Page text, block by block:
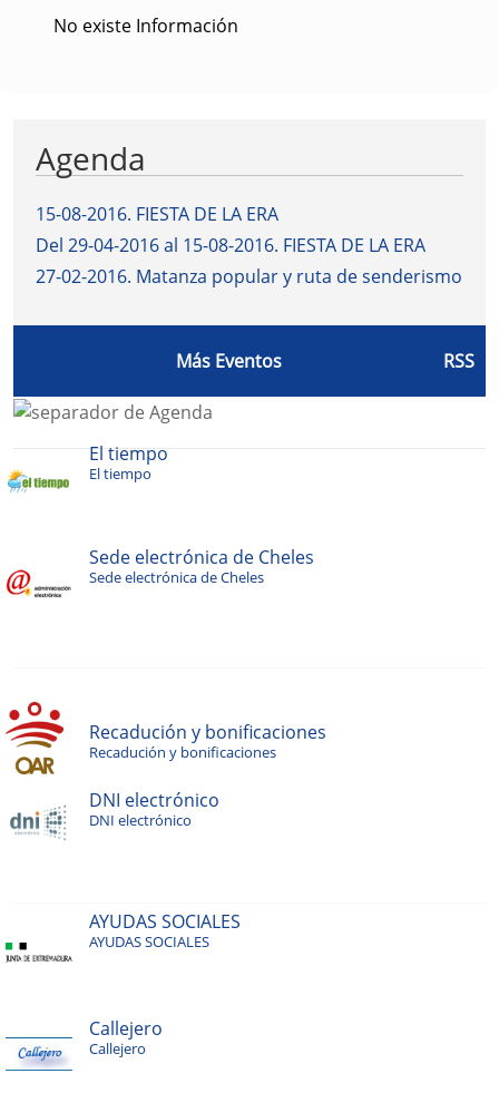
No existe Información
Agenda
15-08-2016. FIESTA DE LA ERA
Del 29-04-2016 al 15-08-2016. FIESTA DE LA ERA
27-02-2016. Matanza popular y ruta de senderismo
Más Eventos RSS
El tiempo
El tiempo
Sede electrónica de Cheles
Sede electrónica de Cheles
Recadución y bonificaciones
Recadución y bonificaciones
DNI electrónico
DNI electrónico
AYUDAS SOCIALES
AYUDAS SOCIALES
Callejero
Callejero